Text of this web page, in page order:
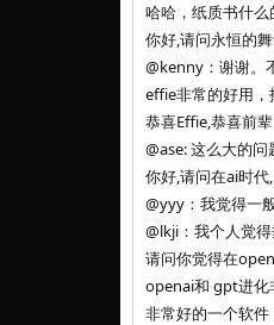
恭喜Effie,恭喜前辈